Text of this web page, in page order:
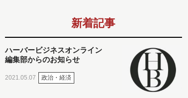
新着記事
ハーバービジネスオンライン
編集部からのお知らせ
2021.05.07 政治・経済